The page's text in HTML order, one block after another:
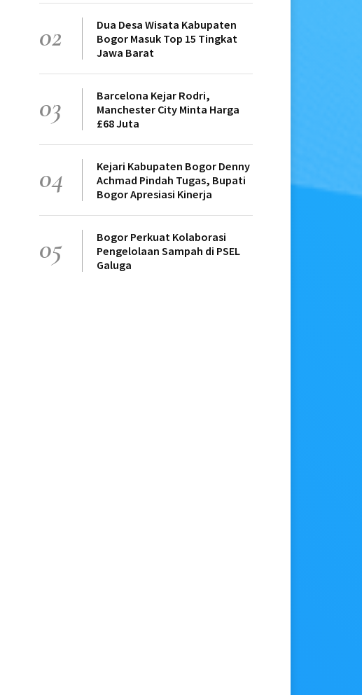
02
Dua Desa Wisata Kabupaten
Bogor Masuk Top 15 Tingkat
Jawa Barat
03
Barcelona Kejar Rodri,
Manchester City Minta Harga
£68 Juta
04
Kejari Kabupaten Bogor Denny
Achmad Pindah Tugas, Bupati
Bogor Apresiasi Kinerja
05
Bogor Perkuat Kolaborasi
Pengelolaan Sampah di PSEL
Galuga